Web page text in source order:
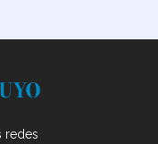
redes